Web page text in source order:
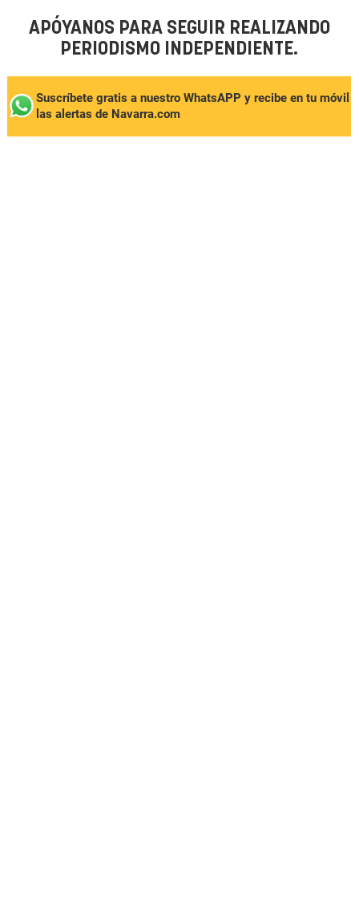
APÓYANOS PARA SEGUIR REALIZANDO
PERIODISMO INDEPENDIENTE.
Suscríbete gratis a nuestro WhatsAPP y recibe en tu móvil
las alertas de Navarra.com